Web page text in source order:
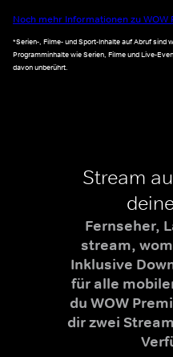
Noch mehr Informationen zu WOW
*Serien-, Filme- und Sport-Inhalte auf Abruf sind
Programminhalte wie Serien, Filme und Live-
davon unberührt.
Stream
Fernseher,
stream,
Inklusive
für alle
du WOW
dir zwei